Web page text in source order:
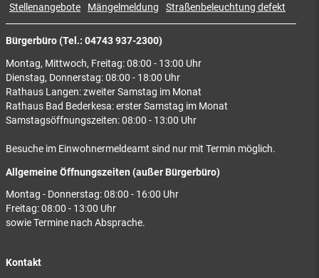
Bürgerbüro (Tel.: 04743 937-2300)
Montag, Mittwoch, Freitag: 08:00 - 13:00 Uhr
Dienstag, Donnerstag: 08:00 - 18:00 Uhr
Rathaus Langen: zweiter Samstag im Monat
Rathaus Bad Bederkesa: erster Samstag im Monat
Samstagsöffnungszeiten: 08:00 - 13:00 Uhr
Besuche im Einwohnermeldeamt sind nur mit Termin möglich.
Allgemeine Öffnungszeiten (außer Bürgerbüro)
Montag - Donnerstag: 08:00 - 16:00 Uhr
Freitag: 08:00 - 13:00 Uhr
sowie Termine nach Absprache.
Kontakt
Stellenangebote
Mängelmeldung Straßenbeleuchtung defekt